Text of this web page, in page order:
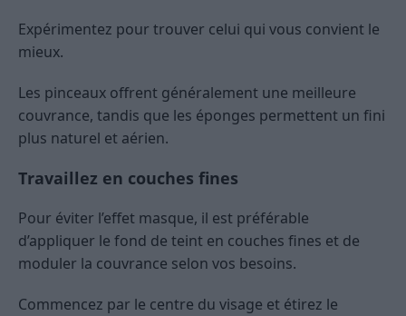
Expérimentez pour trouver celui qui vous convient le
mieux.
Les pinceaux offrent généralement une meilleure
couvrance, tandis que les éponges permettent un fini
plus naturel et aérien.
Travaillez en couches fines
Pour éviter l’effet masque, il est préférable
d’appliquer le fond de teint en couches fines et de
moduler la couvrance selon vos besoins.
Commencez par le centre du visage et étirez le